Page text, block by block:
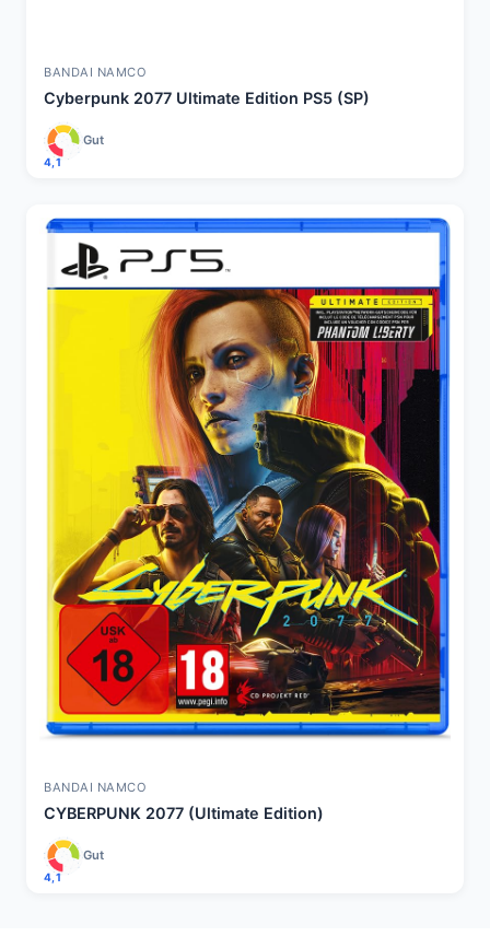
BANDAI NAMCO
Cyberpunk 2077 Ultimate Edition PS5 (SP)
4,1
Gut
BANDAI NAMCO
CYBERPUNK 2077 (Ultimate Edition)
4,1
Gut